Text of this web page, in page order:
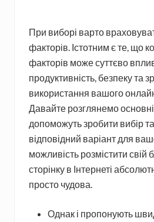
При виборі варто
факторів. Істотним є те, що
факторів може суттєво
продуктивність, безпеку та
використання вашого
Давайте розглянемо основні
допоможуть зробити вибір та
відповідний варіант для
можливість розмістити свій
сторінку в Інтернеті
просто чудова.
Однак і пропонують